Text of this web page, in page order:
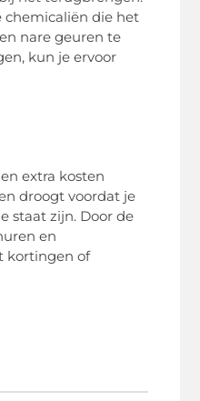
chemicaliën die het
nare geuren te
kun je ervoor
extra kosten
droogt voordat je
staat zijn. Door de
en
kortingen of